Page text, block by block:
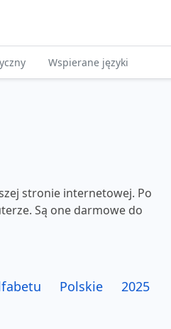
Wspierane języki
stronie internetowej. Po
Są one darmowe do
Polskie
2025